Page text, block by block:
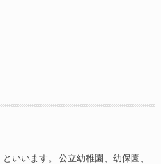
いいます。 公立幼稚園、幼保園、